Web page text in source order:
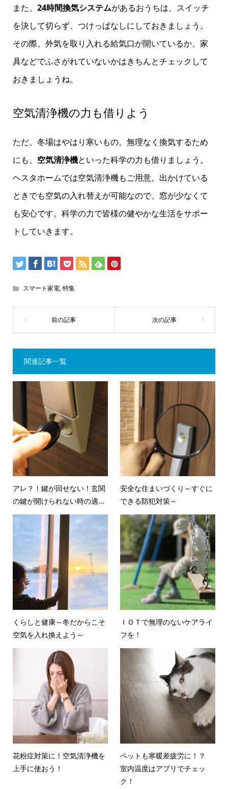
また、 24時間換気システムがあるおうちは、スイッチ
を決して切らず、つけっぱなしにしておきましょう。
その際、外気を取り入れる給気口が開いているか、家
具などでふさがれていないかはきちんとチェックして
おきましょうね。
空気清浄機の力も借りよう
ただ、冬場はやはり寒いもの。無理なく換気するため
にも、 空気清浄機といった科学の力も借りましょう。
ヘスタホームでは空気清浄機もご用意。出かけている
ときでも空気の入れ替えが可能なので、窓が少なくて
も安心です。科学の力で皆様の健やかな生活をサポー
トしていきます。
スマート家電,特集
関連記事一覧
アレ？！鍵が回せない！玄関
の鍵が開けられない時の適...
安全な住まいづくり～すぐに
できる防犯対策～
くらしと健康～冬だからこそ
空気を入れ換えよう～
ＩＯＴで無理のないケアライ
フを！
花粉症対策に！空気清浄機を
上手に使おう！
ペットも寒暖差疲労に！？
室内温度はアプリでチェッ
ク！